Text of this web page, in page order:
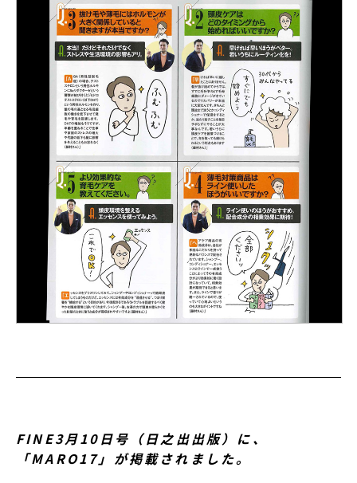
FINE3月10日号（日之出出版）に、
「MARO17」が掲載されました。